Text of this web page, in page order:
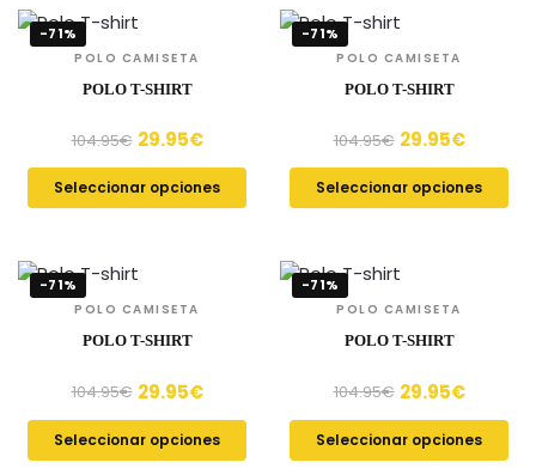
-71%
POLO CAMISETA
POLO T-SHIRT
104.95€ 29.95€
Seleccionar opciones
-71%
POLO CAMISETA
POLO T-SHIRT
104.95€ 29.95€
Seleccionar opciones
-71%
POLO CAMISETA
POLO T-SHIRT
104.95€ 29.95€
Seleccionar opciones
-71%
POLO CAMISETA
POLO T-SHIRT
104.95€ 29.95€
Seleccionar opciones